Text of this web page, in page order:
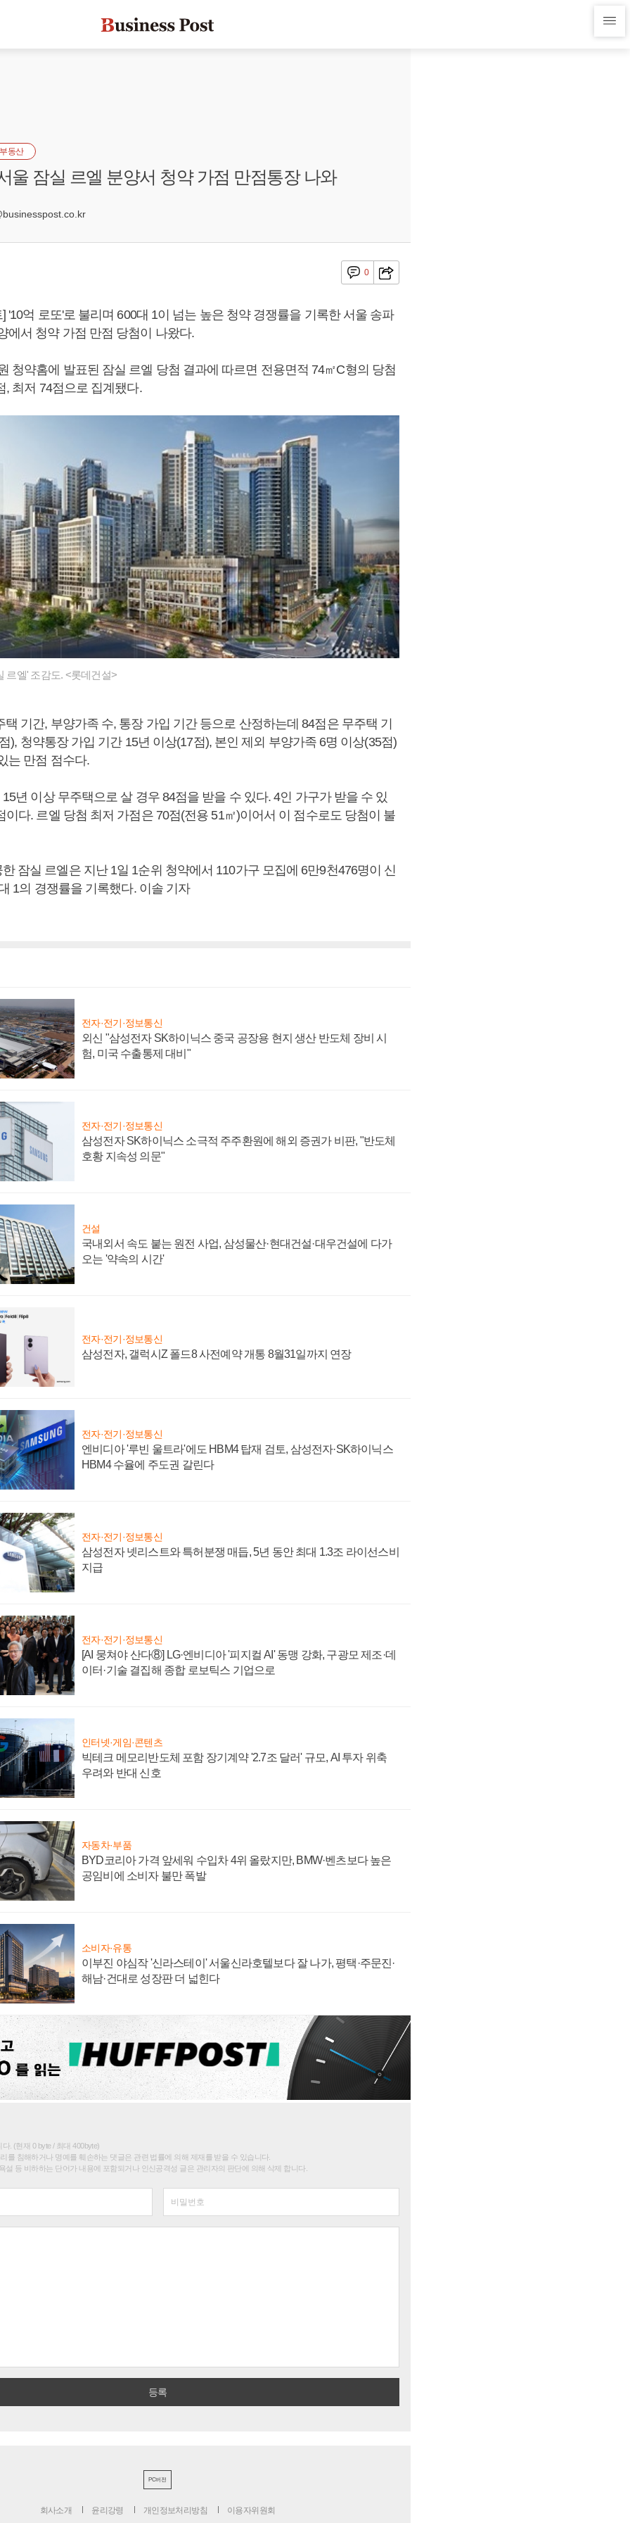
부동산
울 잠실 르엘 분양서 청약 가점 만점통장 나와
0
'10억 로또'로 불리며 600대 1이 넘는 높은 청약 경쟁률을 기록한 서울 송파
에서 청약 가점 만점 당첨이 나왔다.
청약홈에 발표된 잠실 르엘 당첨 결과에 따르면 전용면적 74㎡C형의 당첨
, 최저 74점으로 집계됐다.
르엘' 조감도. <롯데건설>
택 기간, 부양가족 수, 통장 가입 기간 등으로 산정하는데 84점은 무주택 기
), 청약통장 가입 기간 15년 이상(17점), 본인 제외 부양가족 6명 이상(35점)
는 만점 점수다.
년 이상 무주택으로 살 경우 84점을 받을 수 있다. 4인 가구가 받을 수 있
이다. 르엘 당첨 최저 가점은 70점(전용 51㎡)이어서 이 점수로도 당첨이 불
잠실 르엘은 지난 1일 1순위 청약에서 110가구 모집에 6만9천476명이 신
1의 경쟁률을 기록했다. 이솔 기자
전자·전기·정보통신
외신 "삼성전자 SK하이닉스 중국 공장용 현지 생산 반도체 장비 시
험, 미국 수출통제 대비"
전자·전기·정보통신
삼성전자 SK하이닉스 소극적 주주환원에 해외 증권가 비판, "반도체
호황 지속성 의문"
건설
국내외서 속도 붙는 원전 사업, 삼성물산·현대건설·대우건설에 다가
오는 '약속의 시간'
전자·전기·정보통신
삼성전자, 갤럭시Z 폴드8 사전예약 개통 8월31일까지 연장
전자·전기·정보통신
엔비디아 '루빈 울트라'에도 HBM4 탑재 검토, 삼성전자·SK하이닉스
HBM4 수율에 주도권 갈린다
전자·전기·정보통신
삼성전자 넷리스트와 특허분쟁 매듭, 5년 동안 최대 1.3조 라이선스비
지급
전자·전기·정보통신
[AI 뭉쳐야 산다⑧] LG·엔비디아 '피지컬 AI' 동맹 강화, 구광모 제조·데
이터·기술 결집해 종합 로보틱스 기업으로
인터넷·게임·콘텐츠
빅테크 메모리반도체 포함 장기계약 '2.7조 달러' 규모, AI 투자 위축
우려와 반대 신호
자동차·부품
BYD코리아 가격 앞세워 수입차 4위 올랐지만, BMW·벤츠보다 높은
공임비에 소비자 불만 폭발
소비자·유통
이부진 야심작 '신라스테이' 서울신라호텔보다 잘 나가, 평택·주문진·
해남·건대로 성장판 더 넓힌다
. (현재 0 byte / 최대 400byte)
를 침해하거나 명예를 훼손하는 댓글은 관련 법률에 의해 제재를 받을 수 있습니다.
설 등 비하하는 단어가 내용에 포함되거나 인신공격성 글은 관리자의 판단에 의해 삭제 합니다.
PC버전
회사소개 윤리강령 개인정보처리방침 이용자위원회